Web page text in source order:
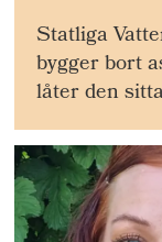
Statliga
bygger bort
låter den